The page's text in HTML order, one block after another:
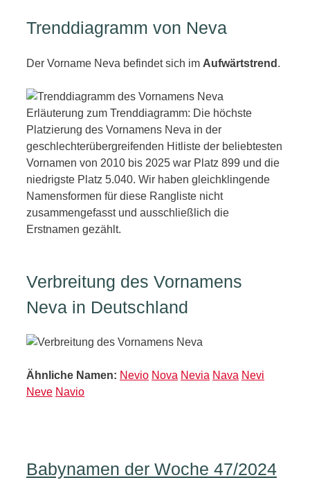
Trenddiagramm von Neva
Der Vorname Neva befindet sich im Aufwärtstrend .
Erläuterung zum Trenddiagramm: Die höchste
Platzierung des Vornamens Neva in der
geschlechterübergreifenden Hitliste der beliebtesten
Vornamen von 2010 bis 2025 war Platz 899 und die
niedrigste Platz 5.040. Wir haben gleichklingende
Namensformen für diese Rangliste nicht
zusammengefasst und ausschließlich die
Erstnamen gezählt.
Verbreitung des Vornamens
Neva in Deutschland
Ähnliche Namen: Nevio Nova Nevia Nava Nevi
Neve Navio
Babynamen der Woche 47/2024